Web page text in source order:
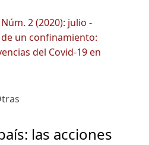
2 (2020): julio -
un confinamiento:
del Covid-19 en
las acciones